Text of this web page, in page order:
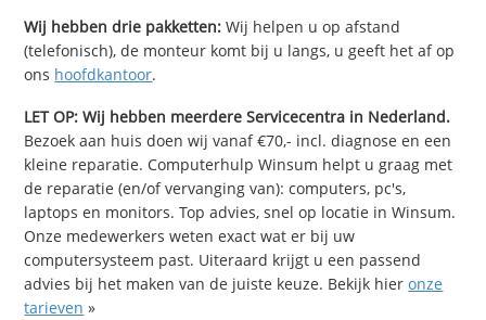
Wij hebben drie pakketten: Wij helpen u op afstand
(telefonisch), de monteur komt bij u langs, u geeft het af op
ons hoofdkantoor.
LET OP: Wij hebben meerdere Servicecentra in Nederland.
Bezoek aan huis doen wij vanaf €70,- incl. diagnose en een
kleine reparatie. Computerhulp Winsum helpt u graag met
de reparatie (en/of vervanging van): computers, pc's,
laptops en monitors. Top advies, snel op locatie in Winsum.
Onze medewerkers weten exact wat er bij uw
computersysteem past. Uiteraard krijgt u een passend
advies bij het maken van de juiste keuze. Bekijk hieronze
tarieven »